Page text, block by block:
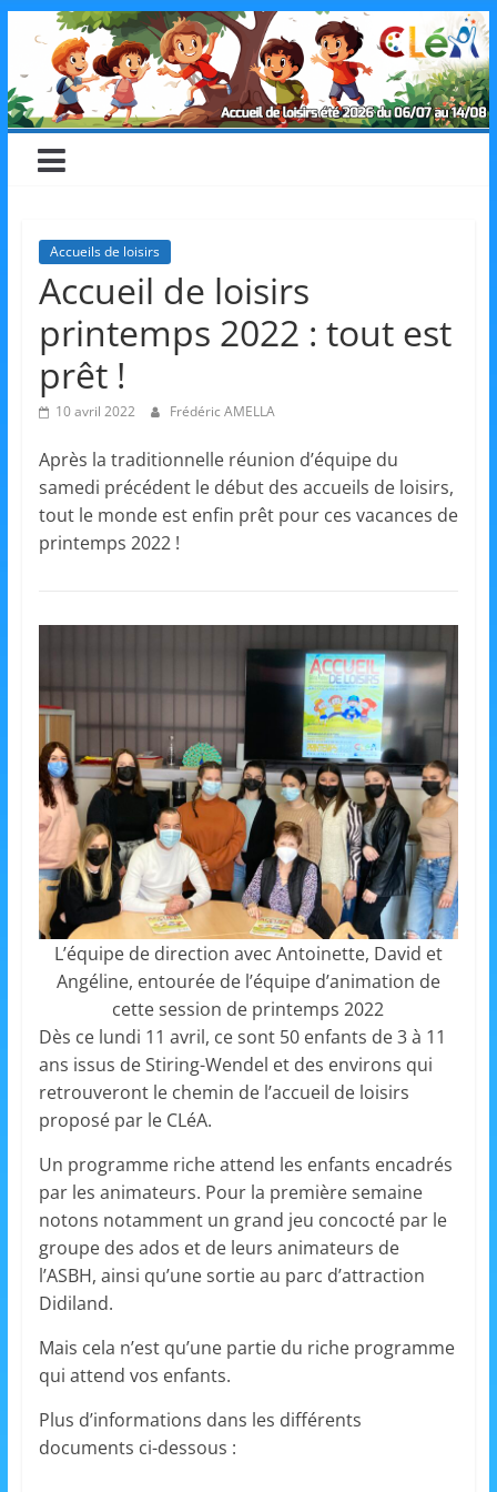
content
CLéA
–
les
l'éducation
et
–
Stiring-
Wendel
L
i
s
i
r
s
,
é
c
a
t
e
A
Accueils de loisirs
Accueil de loisirs
printemps 2022 : tout est
prêt !
10 avril 2022 Frédéric AMELLA
Après la traditionnelle réunion d’équipe du
samedi précédent le début des accueils de loisirs,
tout le monde est enfin prêt pour ces vacances de
printemps 2022 !
L’équipe de direction avec Antoinette, David et
Angéline, entourée de l’équipe d’animation de
cette session de printemps 2022
Dès ce lundi 11 avril, ce sont 50 enfants de 3 à 11
ans issus de Stiring-Wendel et des environs qui
retrouveront le chemin de l’accueil de loisirs
proposé par le CLéA.
Un programme riche attend les enfants encadrés
par les animateurs. Pour la première semaine
notons notamment un grand jeu concocté par le
groupe des ados et de leurs animateurs de
l’ASBH, ainsi qu’une sortie au parc d’attraction
Didiland.
Mais cela n’est qu’une partie du riche programme
qui attend vos enfants.
Plus d’informations dans les différents
documents ci-dessous :